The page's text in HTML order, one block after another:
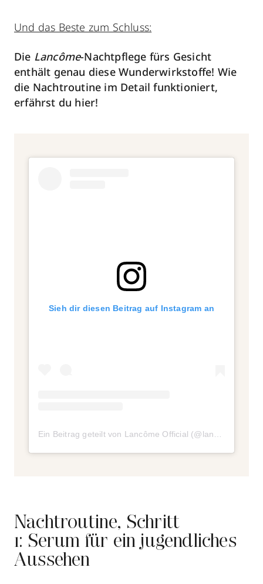
Und das Beste zum Schluss:
Die Lancôme-Nachtpflege fürs Gesicht
enthält genau diese Wunderwirkstoffe! Wie
die Nachtroutine im Detail funktioniert,
erfährst du hier!
Sieh dir diesen Beitrag auf Instagram an
Nachtroutine, Schritt
1: Serum für ein jugendliches
Aussehen